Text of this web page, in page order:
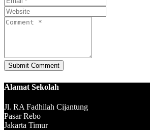
Alamat Sekolah
Jl. RA Fadhilah Cijantung
Pasar Rebo
Jakarta Timur